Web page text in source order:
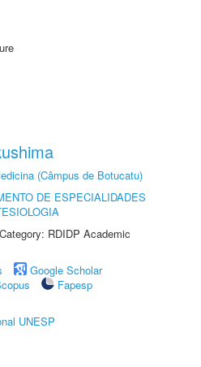
(Câmpus de Botucatu)
DE ESPECIALIDADES
RDIDP Academic
Google Scholar
Fapesp
UNESP